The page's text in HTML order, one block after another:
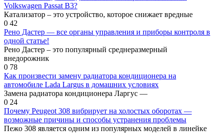
Volkswagen Passat B3?
Катализатор – это устройство, которое снижает вредные
0 42
Рено Дастер — все органы управления и приборы контроля в
одной статье!
Рено Дастер – это популярный среднеразмерный
внедорожник
0 78
Как произвести замену радиатора кондиционера на
автомобиле Lada Largus в домашних условиях
Замена радиатора кондиционера Ларгус —
0 24
Почему Peugeot 308 вибрирует на холостых оборотах —
возможные причины и способы устранения проблемы
Пежо 308 является одним из популярных моделей в линейке